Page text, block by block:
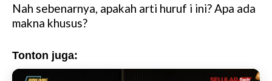
Nah sebenarnya, apakah arti huruf i ini? Apa ada
makna khusus?
Tonton juga: